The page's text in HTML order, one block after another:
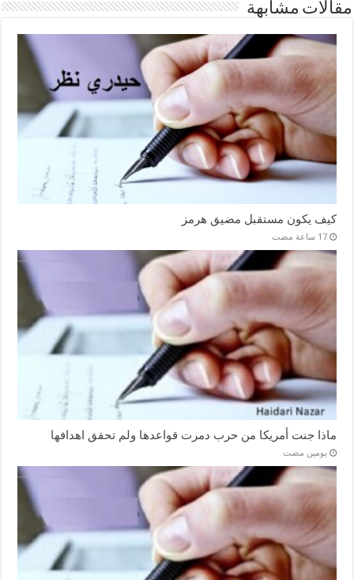
مقالات مشابهة
كيف يكون مستقبل مضيق هرمز
‏17 ساعة مضت
ماذا جنت أمريكا من حرب دمرت قواعدها ولم تحقق اهدافها
‏يومين مضت